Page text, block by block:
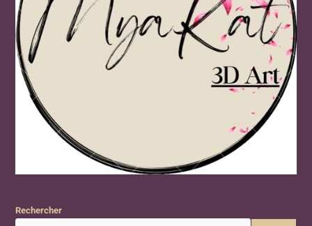
Rechercher